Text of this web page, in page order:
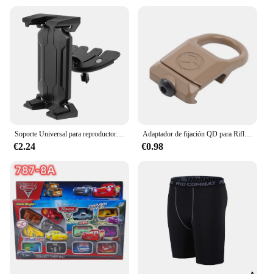
Soporte Universal para reproductor de CD para coche, soporte para tableta, teléfono móvil, Ipad Pro Air, 4 a 14 pulgadas, Xiaomi Tab, teléfono inteligente, Gps
€2.24
Adaptador de fijación QD para Rifle, accesorio táctico GBB de liberación rápida, cabestrillo QD, montaje de alcance giratorio, accesorios de caza
€0.98